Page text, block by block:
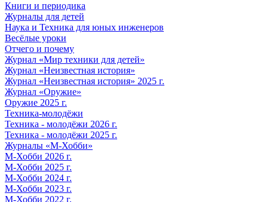
Книги и периодика
Журналы для детей
Наука и Техника для юных инженеров
Весёлые уроки
Отчего и почему
Журнал «Мир техники для детей»
Журнал «Неизвестная история»
Журнал «Неизвестная история» 2025 г.
Журнал «Оружие»
Оружие 2025 г.
Техника-молодёжи
Техника - молодёжи 2026 г.
Техника - молодёжи 2025 г.
Журналы «М-Хобби»
М-Хобби 2026 г.
М-Хобби 2025 г.
М-Хобби 2024 г.
М-Хобби 2023 г.
М-Хобби 2022 г.